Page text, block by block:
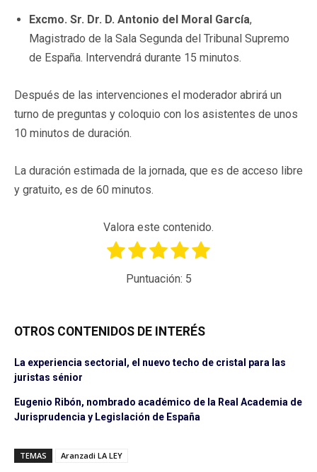
Excmo. Sr. Dr. D. Antonio del Moral García,
Magistrado de la Sala Segunda del Tribunal Supremo
de España. Intervendrá durante 15 minutos.
Después de las intervenciones el moderador abrirá un
turno de preguntas y coloquio con los asistentes de unos
10 minutos de duración.
La duración estimada de la jornada, que es de acceso libre
y gratuito, es de 60 minutos.
Valora este contenido.
Puntuación: 5
OTROS CONTENIDOS DE INTERÉS
La experiencia sectorial, el nuevo techo de cristal para las
juristas sénior
Eugenio Ribón, nombrado académico de la Real Academia de
Jurisprudencia y Legislación de España
TEMAS Aranzadi LA LEY